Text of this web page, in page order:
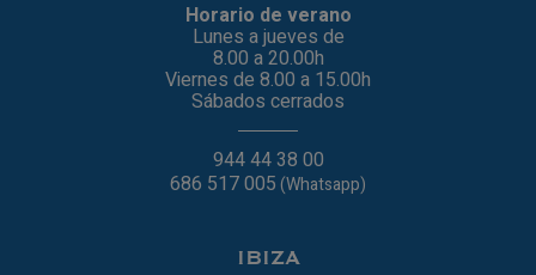
Horario de verano
Lunes a jueves de
8.00 a 20.00h
Viernes de 8.00 a 15.00h
Sábados cerrados
944 44 38 00
686 517 005(Whatsapp)
IBIZA